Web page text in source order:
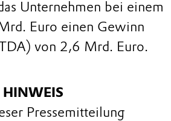
Unternehmen bei einem
Euro einen Gewinn
von 2,6 Mrd. Euro.
HINWEIS
Pressemitteilung